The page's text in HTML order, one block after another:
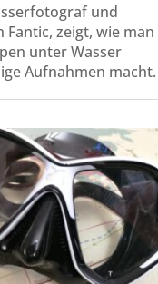
und
zeigt, wie man
unter Wasser
Aufnahmen macht.